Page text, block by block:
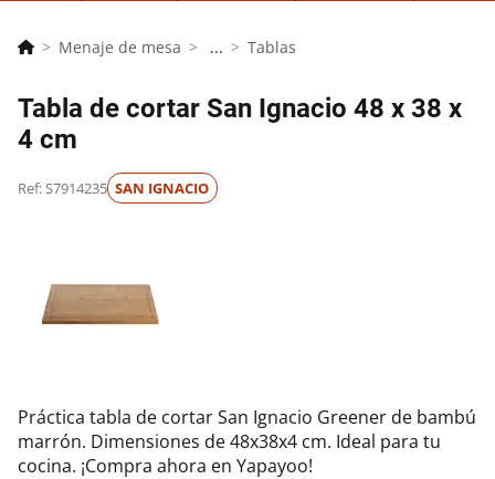
Menaje de mesa ... Tablas
Tabla de cortar San Ignacio 48 x 38 x
4 cm
Ref: S7914235 SAN IGNACIO
Práctica tabla de cortar San Ignacio Greener de bambú
marrón. Dimensiones de 48x38x4 cm. Ideal para tu
cocina. ¡Compra ahora en Yapayoo!